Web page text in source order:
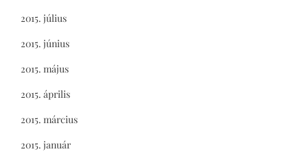
2015. július
2015. június
2015. május
2015. április
2015. március
2015. január